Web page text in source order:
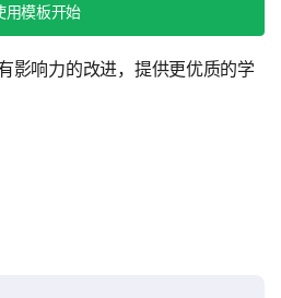
用模板开始
影响力的改进，提供更优质的学